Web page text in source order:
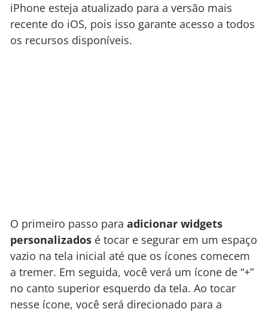
iPhone esteja atualizado para a versão mais
recente do iOS, pois isso garante acesso a todos
os recursos disponíveis.
O primeiro passo para adicionar widgets
personalizados é tocar e segurar em um espaço
vazio na tela inicial até que os ícones comecem
a tremer. Em seguida, você verá um ícone de “+”
no canto superior esquerdo da tela. Ao tocar
nesse ícone, você será direcionado para a